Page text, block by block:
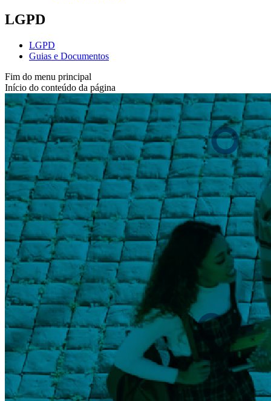
LGPD
LGPD
Guias e Documentos
Fim do menu principal
Início do conteúdo da página